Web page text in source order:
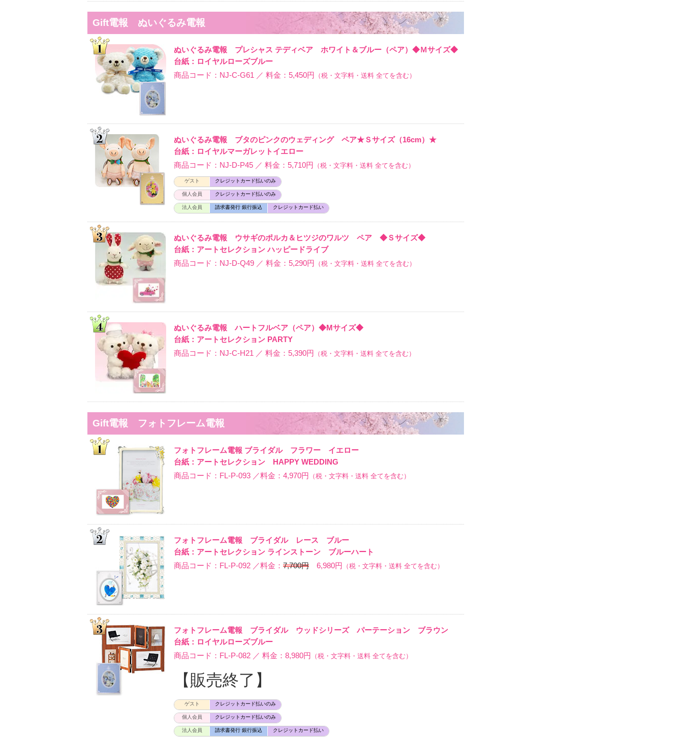
Gift電報 ぬいぐるみ電報
ぬいぐるみ電報 プレシャス テディベア ホワイト＆ブルー（ペア）◆Ｍサイズ◆
台紙：ロイヤルローズブルー
商品コード：NJ-C-G61 ／ 料金：5,450円
（税・文字料・送料 全てを含む）
ぬいぐるみ電報 ブタのピンクのウェディング ペア★Ｓサイズ（16cm）★
台紙：ロイヤルマーガレットイエロー
商品コード：NJ-D-P45 ／ 料金：5,710円
（税・文字料・送料 全てを含む）
ゲスト クレジットカード払いのみ
個人会員 クレジットカード払いのみ
法人会員 請求書発行 銀行振込 クレジットカード払い
ぬいぐるみ電報 ウサギのポルカ＆ヒツジのワルツ ペア ◆Ｓサイズ◆
台紙：アートセレクション ハッピードライブ
商品コード：NJ-D-Q49 ／ 料金：5,290円
（税・文字料・送料 全てを含む）
ぬいぐるみ電報 ハートフルベア（ペア）◆Mサイズ◆
台紙：アートセレクション PARTY
商品コード：NJ-C-H21 ／ 料金：5,390円
（税・文字料・送料 全てを含む）
Gift電報 フォトフレーム電報
フォトフレーム電報 ブライダル フラワー イエロー
台紙：アートセレクション HAPPY WEDDING
商品コード：FL-P-093 ／料金：4,970円
（税・文字料・送料 全てを含む）
フォトフレーム電報 ブライダル レース ブルー
台紙：アートセレクション ラインストーン ブルーハート
商品コード：FL-P-092 ／料金： 7,700円 6,980円 （税・文字料・送料 全てを含む）
フォトフレーム電報 ブライダル ウッドシリーズ パーテーション ブラウン
台紙：ロイヤルローズブルー
商品コード：FL-P-082 ／ 料金：8,980円
（税・文字料・送料 全てを含む）
【販売終了】
ゲスト クレジットカード払いのみ
個人会員 クレジットカード払いのみ
法人会員 請求書発行 銀行振込 クレジットカード払い